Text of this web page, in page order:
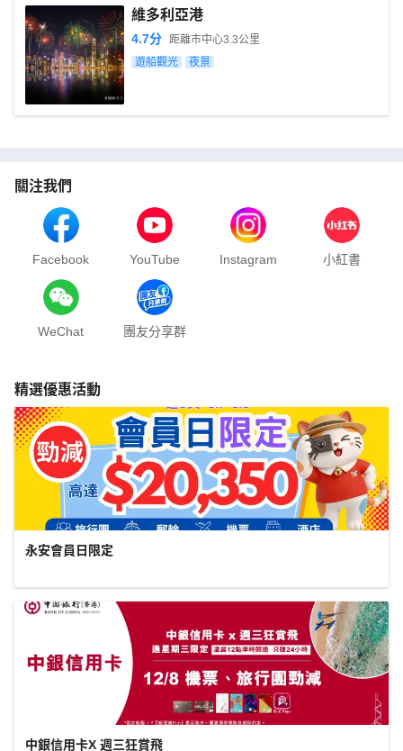
維多利亞港
4.7分 距離市中心3.3公里
遊船觀光
夜景
關注我們
Facebook YouTube Instagram 小紅書
WeChat 團友分享群
精選優惠活動
永安會員日限定
中銀信用卡X 週三狂賞飛